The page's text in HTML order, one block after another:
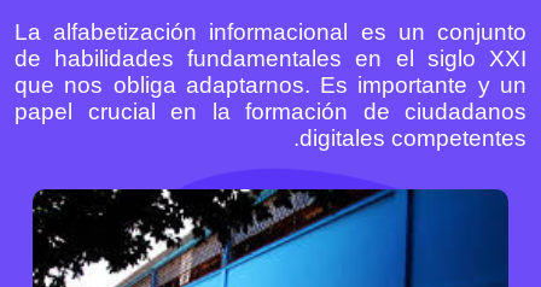
La alfabetización informacional es un conjunto
de habilidades fundamentales en el siglo XXI
que nos obliga adaptarnos. Es importante y un
papel crucial en la formación de ciudadanos
digitales competentes.